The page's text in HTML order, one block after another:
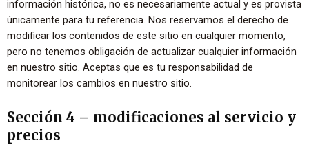
información histórica, no es necesariamente actual y es provista
únicamente para tu referencia. Nos reservamos el derecho de
modificar los contenidos de este sitio en cualquier momento,
pero no tenemos obligación de actualizar cualquier información
en nuestro sitio. Aceptas que es tu responsabilidad de
monitorear los cambios en nuestro sitio.
Sección 4 – modificaciones al servicio y
precios